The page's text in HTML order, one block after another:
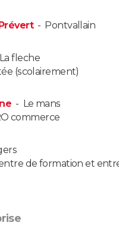
- Pontvallain
La fleche
(scolairement)
- Le mans
commerce
de formation et